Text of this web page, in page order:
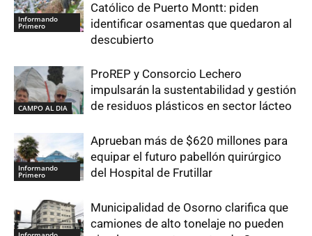
Informando
Primero
Católico de Puerto Montt: piden
identificar osamentas que quedaron al
descubierto
CAMPO AL DIA
ProREP y Consorcio Lechero
impulsarán la sustentabilidad y gestión
de residuos plásticos en sector lácteo
Informando
Primero
Aprueban más de $620 millones para
equipar el futuro pabellón quirúrgico
del Hospital de Frutillar
Municipalidad de Osorno clarifica que
camiones de alto tonelaje no pueden